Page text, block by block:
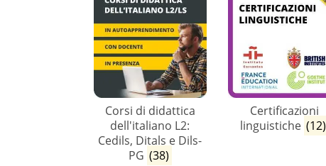
Corsi di didattica
dell'italiano L2:
Cedils, Ditals e Dils-
PG (38)
Certificazioni
linguistiche (12)